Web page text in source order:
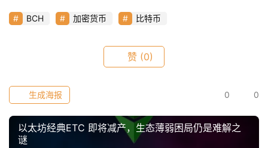
常 BCH 加密货币 比特币
赞 (0)
0 0
生成海报
以太坊经典ETC 即将减产，生态薄弱困局仍是难解之
谜